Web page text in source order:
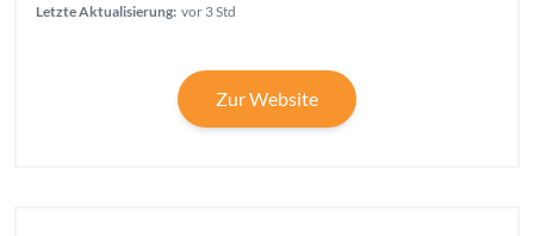
Letzte Aktualisierung: vor 3 Std
Zur Website